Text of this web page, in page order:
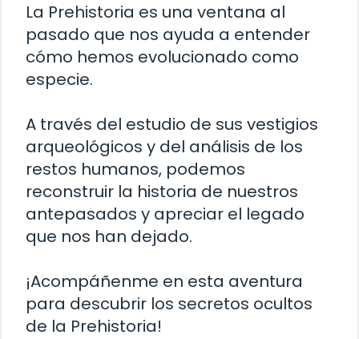
La Prehistoria es una ventana al
pasado que nos ayuda a entender
cómo hemos evolucionado como
especie.
A través del estudio de sus vestigios
arqueológicos y del análisis de los
restos humanos, podemos
reconstruir la historia de nuestros
antepasados y apreciar el legado
que nos han dejado.
¡Acompáñenme en esta aventura
para descubrir los secretos ocultos
de la Prehistoria!